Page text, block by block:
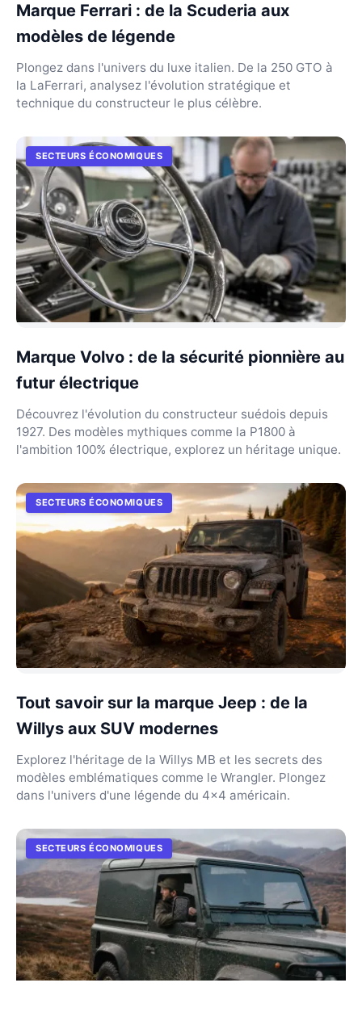
Marque Ferrari : de la Scuderia aux
modèles de légende
Plongez dans l'univers du luxe italien. De la 250 GTO à
la LaFerrari, analysez l'évolution stratégique et
technique du constructeur le plus célèbre.
SECTEURS ÉCONOMIQUES
Marque Volvo : de la sécurité pionnière au
futur électrique
Découvrez l'évolution du constructeur suédois depuis
1927. Des modèles mythiques comme la P1800 à
l'ambition 100% électrique, explorez un héritage unique.
SECTEURS ÉCONOMIQUES
Tout savoir sur la marque Jeep : de la
Willys aux SUV modernes
Explorez l'héritage de la Willys MB et les secrets des
modèles emblématiques comme le Wrangler. Plongez
dans l'univers d'une légende du 4x4 américain.
SECTEURS ÉCONOMIQUES